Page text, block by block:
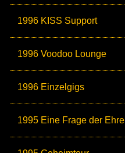
1996 KISS Support
1996 Voodoo Lounge
1996 Einzelgigs
1995 Eine Frage der Ehre